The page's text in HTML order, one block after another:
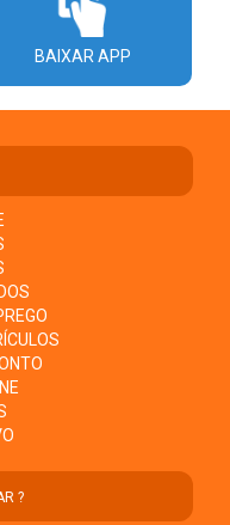
BAIXAR APP
?